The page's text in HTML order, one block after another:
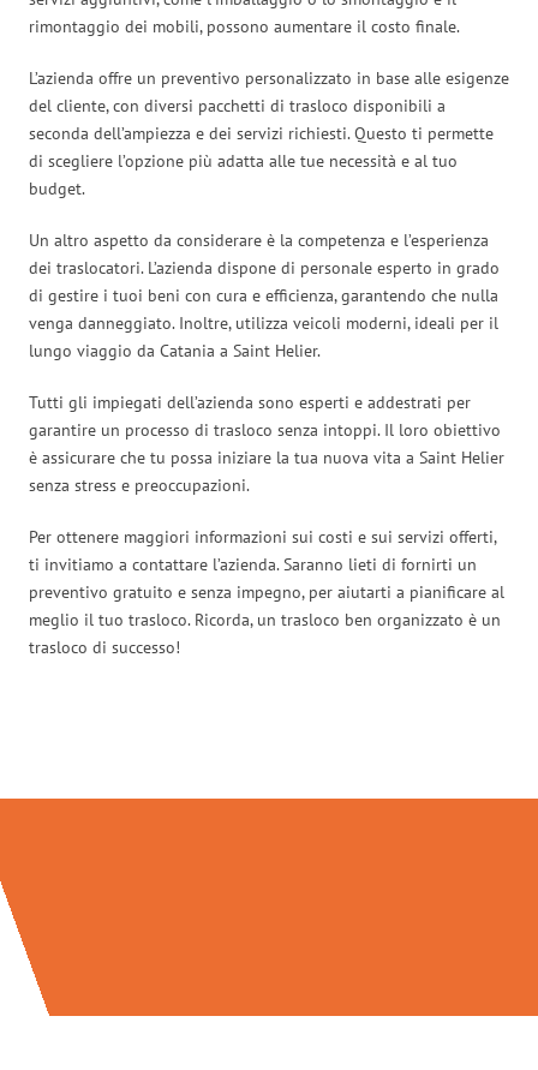
rimontaggio dei mobili, possono aumentare il costo finale.
L’azienda offre un preventivo personalizzato in base alle esigenze
del cliente, con diversi pacchetti di trasloco disponibili a
seconda dell’ampiezza e dei servizi richiesti. Questo ti permette
di scegliere l’opzione più adatta alle tue necessità e al tuo
budget.
Un altro aspetto da considerare è la competenza e l’esperienza
dei traslocatori. L’azienda dispone di personale esperto in grado
di gestire i tuoi beni con cura e efficienza, garantendo che nulla
venga danneggiato. Inoltre, utilizza veicoli moderni, ideali per il
lungo viaggio da Catania a Saint Helier.
Tutti gli impiegati dell’azienda sono esperti e addestrati per
garantire un processo di trasloco senza intoppi. Il loro obiettivo
è assicurare che tu possa iniziare la tua nuova vita a Saint Helier
senza stress e preoccupazioni.
Per ottenere maggiori informazioni sui costi e sui servizi offerti,
ti invitiamo a contattare l’azienda. Saranno lieti di fornirti un
preventivo gratuito e senza impegno, per aiutarti a pianificare al
meglio il tuo trasloco. Ricorda, un trasloco ben organizzato è un
trasloco di successo!